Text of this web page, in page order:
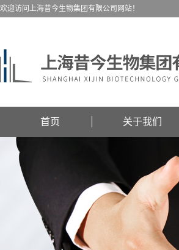
欢迎访问上海昔今生物集团有限公司网站！
首页 关于我们